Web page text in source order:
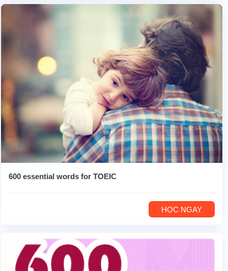
600 essential words for TOEIC
HỌC NGAY